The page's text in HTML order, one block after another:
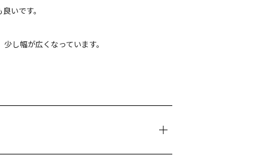
いです。
し幅が広くなっています。